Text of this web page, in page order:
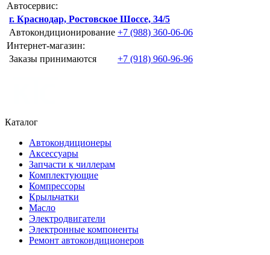
Автосервис:
г. Краснодар, Ростовское Шоссе, 34/5
Автокондиционирование +7 (988) 360-06-06
Интернет-магазин:
Заказы принимаются
+7 (918) 960-96-96
Каталог
Автокондиционеры
Аксессуары
Запчасти к чиллерам
Комплектующие
Компрессоры
Крыльчатки
Масло
Электродвигатели
Электронные компоненты
Ремонт автокондиционеров